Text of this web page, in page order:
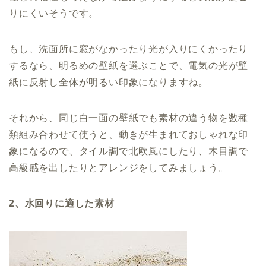
りにくいそうです。
もし、洗面所に窓がなかったり光が入りにくかったり
するなら、明るめの壁紙を選ぶことで、電気の光が壁
紙に反射し全体が明るい印象になりますね。
それから、同じ白一面の壁紙でも素材の違う物を数種
類組み合わせて使うと、動きが生まれておしゃれな印
象になるので、タイル調で北欧風にしたり、木目調で
高級感を出したりとアレンジをしてみましょう。
2、水回りに適した素材